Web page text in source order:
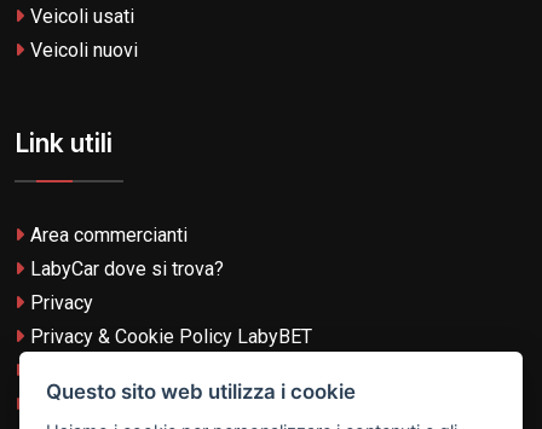
Veicoli usati
Veicoli nuovi
Link utili
Area commercianti
LabyCar dove si trova?
Privacy
Privacy & Cookie Policy LabyBET
Termini e Condizioni LabyBET
Questo sito web utilizza i cookie